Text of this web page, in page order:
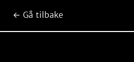
← Gå tilbake